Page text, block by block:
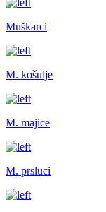
Muškarci
M. košulje
M. majice
M. prsluci